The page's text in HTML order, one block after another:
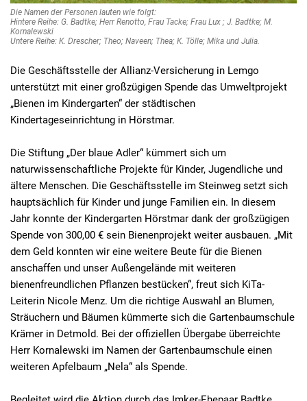
Die Namen der Personen lauten wie folgt:
Hintere Reihe: G. Badtke; Herr Renotto, Frau Tacke; Frau Lux ; J. Badtke; M.
Kornalewski
Untere Reihe: K. Drescher; Theo; Naveen; Thea; K. Tölle; Mika und Julia.
Die Geschäftsstelle der Allianz-Versicherung in Lemgo
unterstützt mit einer großzügigen Spende das Umweltprojekt
„Bienen im Kindergarten“ der städtischen
Kindertageseinrichtung in Hörstmar.
Die Stiftung „Der blaue Adler“ kümmert sich um
naturwissenschaftliche Projekte für Kinder, Jugendliche und
ältere Menschen. Die Geschäftsstelle im Steinweg setzt sich
hauptsächlich für Kinder und junge Familien ein. In diesem
Jahr konnte der Kindergarten Hörstmar dank der großzügigen
Spende von 300,00 € sein Bienenprojekt weiter ausbauen. „Mit
dem Geld konnten wir eine weitere Beute für die Bienen
anschaffen und unser Außengelände mit weiteren
bienenfreundlichen Pflanzen bestücken“, freut sich KiTa-
Leiterin Nicole Menz. Um die richtige Auswahl an Blumen,
Sträuchern und Bäumen kümmerte sich die Gartenbaumschule
Krämer in Detmold. Bei der offiziellen Übergabe überreichte
Herr Kornalewski im Namen der Gartenbaumschule einen
weiteren Apfelbaum „Nela“ als Spende.